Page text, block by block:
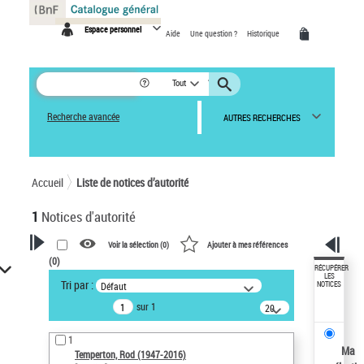
Espace personnel Aide Une question ? Historique
Tout
Recherche avancée AUTRES RECHERCHES
Accueil Liste de notices d’autorité
1 Notices d'autorité
VOTRE RECHERCHE
Recherche avancée dans les
notices d’autorité
Œuvres liées à l'auteur :
Temperton, Rod (1947-2016)
Voir la sélection (0) Ajouter à mes références
(0)
Tri par : Défaut
sur 1
20
résultats/page
1
Temperton, Rod (1947-2016)
RÉCUPÉRER
LES
NOTICES
Ma
Panneau de gestion des cookies